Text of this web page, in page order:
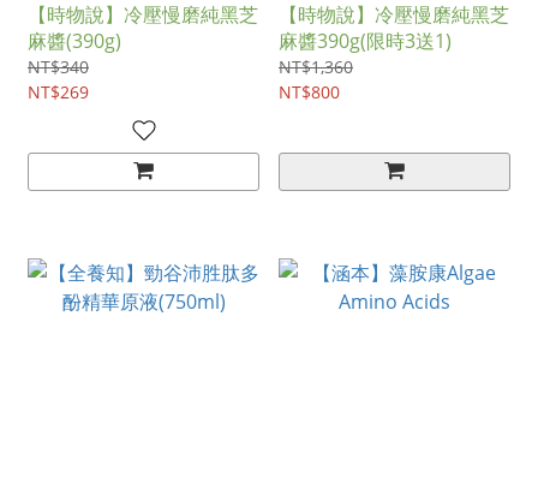
【時物說】冷壓慢磨純黑芝
麻醬(390g)
NT$340
NT$269
【時物說】冷壓慢磨純黑芝
麻醬390g(限時3送1)
NT$1,360
NT$800